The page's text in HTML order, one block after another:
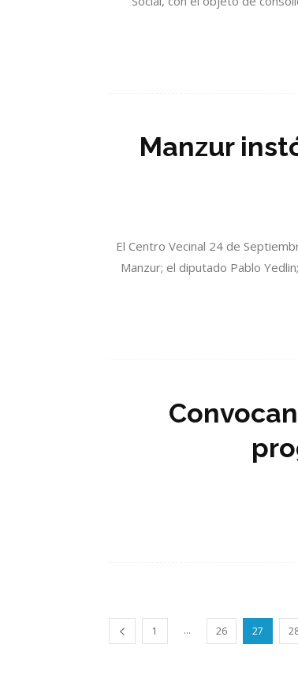
Manzur
El Centro Vecinal 24 de
Manzur; el diputado Pablo
1 ... 26 27